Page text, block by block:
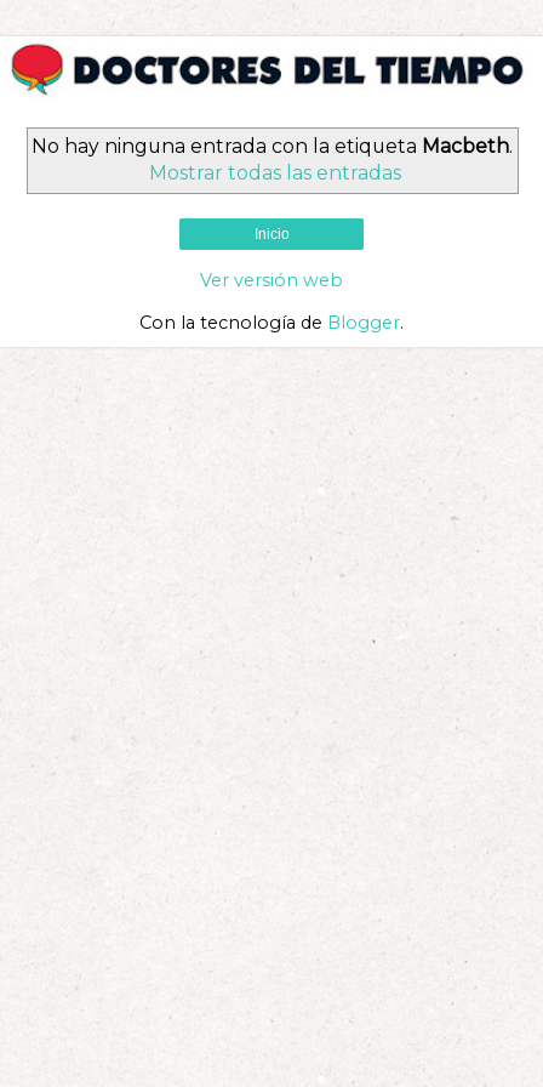
No hay ninguna entrada con la etiqueta Macbeth.
Mostrar todas las entradas
Inicio
Ver versión web
Con la tecnología de Blogger.